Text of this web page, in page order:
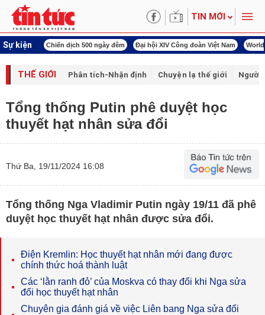
TIN MỚI
Sự kiện
ngày đêm Đại hội XIV Công đoàn Việt Nam World Cup 2026 Kỳ họp thứ
THẾ GIỚI Phân tích-Nhận định Chuyện lạ thế giới Người
Tổng thống Putin phê duyệt học
thuyết hạt nhân sửa đổi
Thứ Ba, 19/11/2024 16:08
Tổng thống Nga Vladimir Putin ngày 19/11 đã phê
duyệt học thuyết hạt nhân được sửa đổi.
Điện Kremlin: Học thuyết hạt nhân mới đang được
chính thức hoá thành luật
Các ‘lằn ranh đỏ’ của Moskva có thay đổi khi Nga sửa
đổi học thuyết hạt nhân
Chuyên gia đánh giá về việc Liên bang Nga sửa đổi